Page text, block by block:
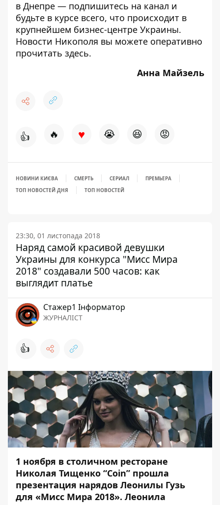
в Днепре — подпишитесь на канал и
будьте в курсе всего, что происходит в
крупнейшем бизнес-центре Украины.
Новости Никополя вы можете оперативно
прочитать здесь.
Анна Майзель
👍 🔥 ♥ 😭 😆 😡
НОВИНИ КИЄВА СМЕРТЬ СЕРИАЛ
ПРЕМЬЕРА
ТОП НОВОСТЕЙ ДНЯ
ТОП НОВОСТЕЙ
23:30, 01 листопада 2018
Наряд самой красивой девушки
Украины для конкурса "Мисс Мира
2018" создавали 500 часов: как
выглядит платье
Стажер1 Інформатор
ЖУРНАЛІСТ
👍
1 ноября в столичном ресторане
Николая Тищенко “Coin” прошла
презентация нарядов Леонилы Гузь
для «Мисс Мира 2018». Леонила